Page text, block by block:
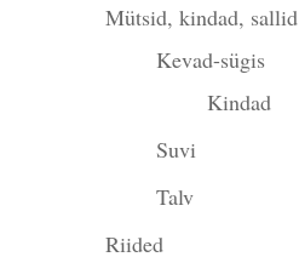
Mütsid, kindad, sallid
Kevad-sügis
Kindad
Suvi
Talv
Riided